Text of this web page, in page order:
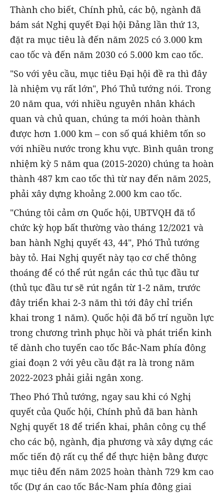
Thành cho biết, Chính phủ, các bộ, ngành đã
bám sát Nghị quyết Đại hội Đảng lần thứ 13,
đặt ra mục tiêu là đến năm 2025 có 3.000 km
cao tốc và đến năm 2030 có 5.000 km cao tốc.
"So với yêu cầu, mục tiêu Đại hội đề ra thì đây
là nhiệm vụ rất lớn", Phó Thủ tướng nói. Trong
20 năm qua, với nhiều nguyên nhân khách
quan và chủ quan, chúng ta mới hoàn thành
được hơn 1.000 km – con số quá khiêm tốn so
với nhiều nước trong khu vực. Bình quân trong
nhiệm kỳ 5 năm qua (2015-2020) chúng ta hoàn
thành 487 km cao tốc thì từ nay đến năm 2025,
phải xây dựng khoảng 2.000 km cao tốc.
"Chúng tôi cảm ơn Quốc hội, UBTVQH đã tổ
chức kỳ họp bất thường vào tháng 12/2021 và
ban hành Nghị quyết 43, 44", Phó Thủ tướng
bày tỏ. Hai Nghị quyết này tạo cơ chế thông
thoáng để có thể rút ngắn các thủ tục đầu tư
(thủ tục đầu tư sẽ rút ngắn từ 1-2 năm, trước
đây triển khai 2-3 năm thì tới đây chỉ triển
khai trong 1 năm). Quốc hội đã bố trí nguồn lực
trong chương trình phục hồi và phát triển kinh
tế dành cho tuyến cao tốc Bắc-Nam phía đông
giai đoạn 2 với yêu cầu đặt ra là trong năm
2022-2023 phải giải ngân xong.
Theo Phó Thủ tướng, ngay sau khi có Nghị
quyết của Quốc hội, Chính phủ đã ban hành
Nghị quyết 18 để triển khai, phân công cụ thể
cho các bộ, ngành, địa phương và xây dựng các
mốc tiến độ rất cụ thể để thực hiện bằng được
mục tiêu đến năm 2025 hoàn thành 729 km cao
tốc (Dự án cao tốc Bắc-Nam phía đông giai